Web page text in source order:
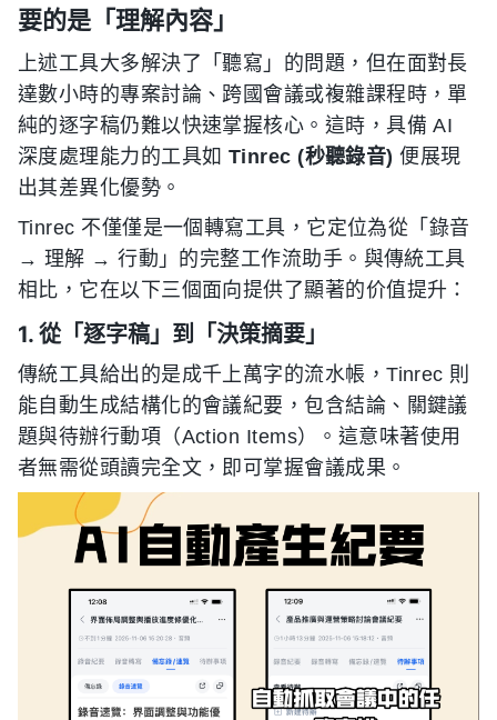
要的是「理解內容」
上述工具大多解決了「聽寫」的問題，但在面對長
達數小時的專案討論、跨國會議或複雜課程時，單
純的逐字稿仍難以快速掌握核心。這時，具備 AI
深度處理能力的工具如 Tinrec (秒聽錄音) 便展現
出其差異化優勢。
Tinrec 不僅僅是一個轉寫工具，它定位為從「錄音
→ 理解 → 行動」的完整工作流助手。與傳統工具
相比，它在以下三個面向提供了顯著的价值提升：
1. 從「逐字稿」到「決策摘要」
傳統工具給出的是成千上萬字的流水帳，Tinrec 則
能自動生成結構化的會議紀要，包含結論、關鍵議
題與待辦行動項（Action Items）。這意味著使用
者無需從頭讀完全文，即可掌握會議成果。